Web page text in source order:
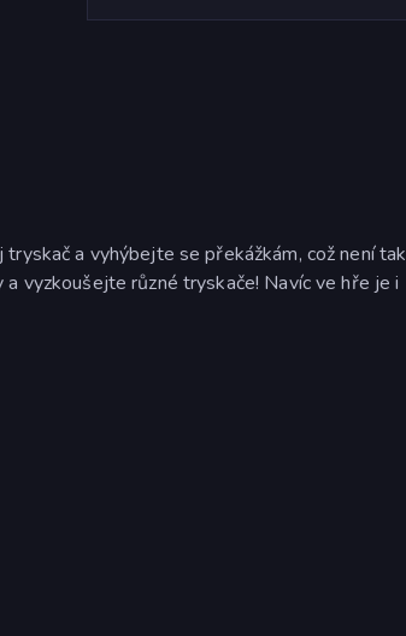
a vyhýbejte se překážkám, což není tak
vyzkoušejte různé tryskače! Navíc ve hře je i